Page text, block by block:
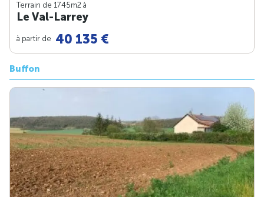
Terrain de 1745m2 à
Le Val-Larrey
à partir de 40 135 €
Buffon